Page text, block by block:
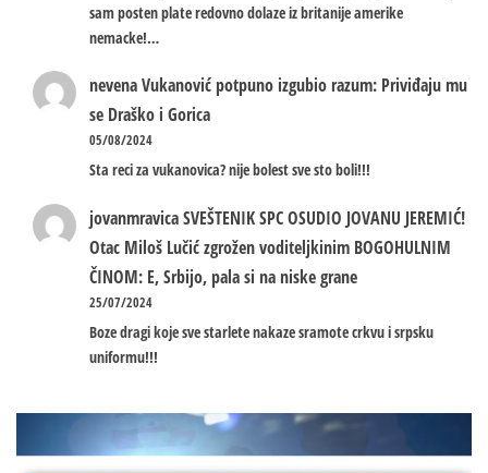
sam posten plate redovno dolaze iz britanije amerike
nemacke!…
nevenaVukanović potpuno izgubio razum: Priviđaju mu
se Draško i Gorica
05/08/2024
Sta reci za vukanovica? nije bolest sve sto boli!!!
jovanmravicaSVEŠTENIK SPC OSUDIO JOVANU JEREMIĆ!
Otac Miloš Lučić zgrožen voditeljkinim BOGOHULNIM
ČINOM: E, Srbijo, pala si na niske grane
25/07/2024
Boze dragi koje sve starlete nakaze sramote crkvu i srpsku
uniformu!!!